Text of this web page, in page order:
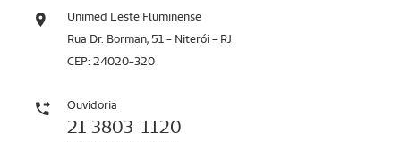
Unimed Leste Fluminense
Rua Dr. Borman, 51 - Niterói - RJ
CEP: 24020-320
Ouvidoria
21 3803-1120